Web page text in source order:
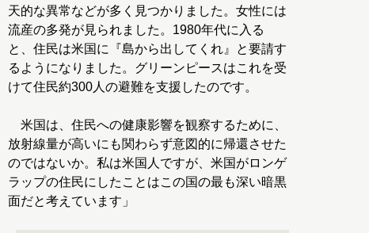
天的な異常などが多く見つかりました。女性には
流産の多発が見られました。1980年代に入る
と、住民は米国に『島から出してくれ』と要請す
るようになりました。グリーンピースはこれを受
けて住民約300人の避難を支援したのです。
米国は、住民への健康影響を観察するために、
放射線量が高いにも関わらず意図的に帰還させた
のではないか。私は米国人ですが、米国がロンゲ
ラップの住民にしたことはこの国の最も深い暗黒
面だと考えています」